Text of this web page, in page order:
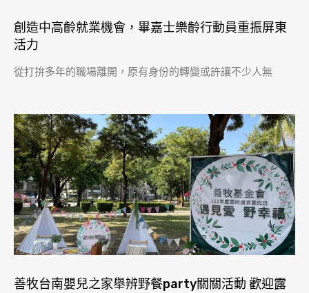
創造中高齡就業機會，畢嘉士樂齡行動員重振屏東
活力
從打拚多年的職場離開，原有身份的轉變或許讓不少人無
善牧台南嬰兒之家舉辨野餐party關關活動 歡迎露